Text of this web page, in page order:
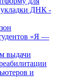
укладки ДНК -
«Я —
выдачи
и